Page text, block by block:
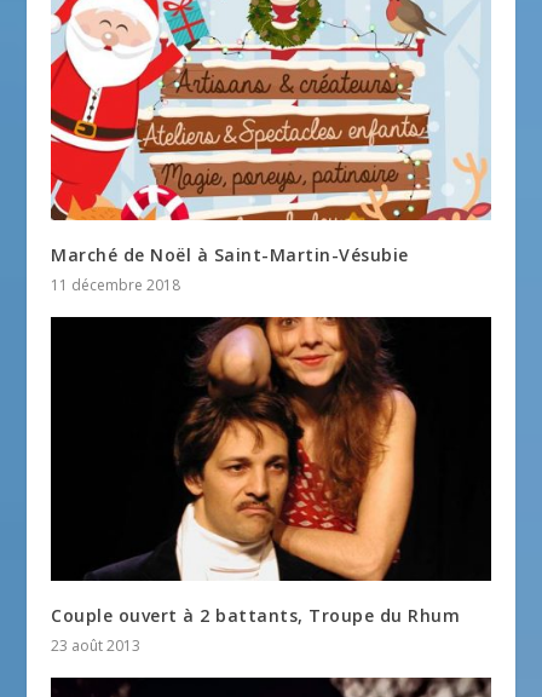
Marché de Noël à Saint-Martin-Vésubie
11 décembre 2018
Couple ouvert à 2 battants, Troupe du Rhum
23 août 2013